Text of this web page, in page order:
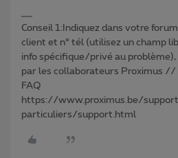
Conseil 1:Indiquez dans votre
client et n° tél (utilisez un champ
info spécifique/privé au
par les collaborateurs Proximus //
FAQ
https://www.proximus.be/
particuliers/support.html